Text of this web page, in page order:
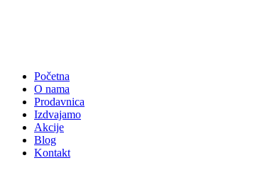
Početna
O nama
Prodavnica
Izdvajamo
Akcije
Blog
Kontakt